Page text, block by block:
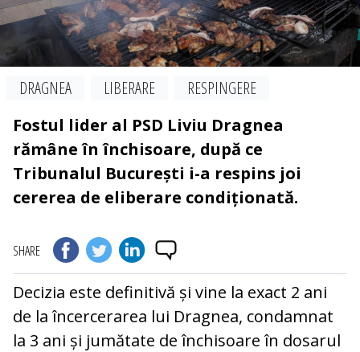
DRAGNEA LIBERARE
RESPINGERE
Fostul lider al PSD Liviu Dragnea
rămâne în închisoare, după ce
Tribunalul București i-a respins joi
cererea de eliberare condiționată.
SHARE
Decizia este definitivă și vine la exact 2 ani
de la încercerarea lui Dragnea, condamnat
la 3 ani și jumătate de închisoare în dosarul